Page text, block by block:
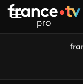
Aller au contenu